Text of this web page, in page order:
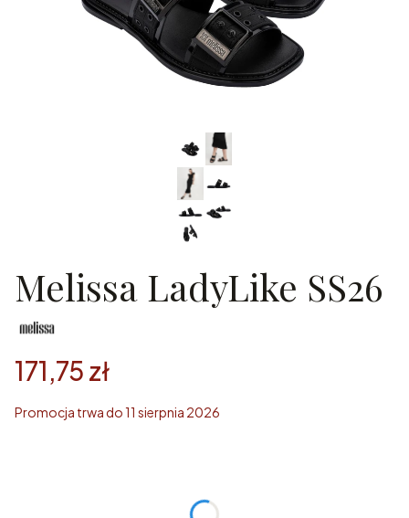
Melissa LadyLike SS26
171,75 zł
Promocja trwa do 11 sierpnia 2026